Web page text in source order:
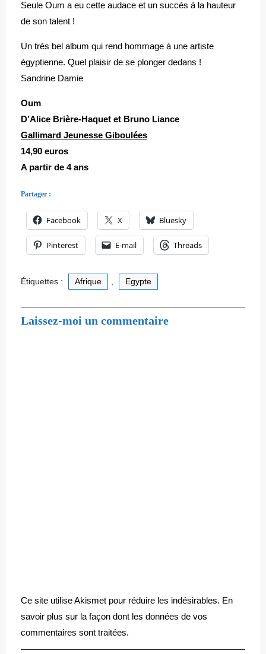
Seule Oum a eu cette audace et un succès à la hauteur
de son talent !
Un très bel album qui rend hommage à une artiste
égyptienne. Quel plaisir de se plonger dedans !
Sandrine Damie
Oum
D’Alice Brière-Haquet et Bruno Liance
Gallimard Jeunesse Giboulées
14,90 euros
A partir de 4 ans
Partager :
Facebook X Bluesky
Pinterest E-mail Threads
Étiquettes : Afrique Egypte
Laissez-moi un commentaire
Ce site utilise Akismet pour réduire les indésirables. En
savoir plus sur la façon dont les données de vos
commentaires sont traitées.